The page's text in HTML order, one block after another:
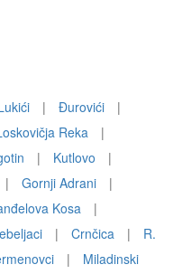
| Ðurovići
|
Reka
|
| Kutlovo
|
| Gornji Adrani
|
Kosa
|
| Crnčica |
R.
|
Miladinski